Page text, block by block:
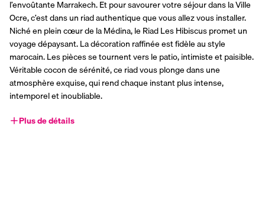
l’envoûtante Marrakech. Et pour savourer votre séjour dans la Ville
Ocre, c’est dans un riad authentique que vous allez vous installer.
Niché en plein cœur de la Médina, le Riad Les Hibiscus promet un
voyage dépaysant. La décoration raffinée est fidèle au style
marocain. Les pièces se tournent vers le patio, intimiste et paisible.
Véritable cocon de sérénité, ce riad vous plonge dans une
atmosphère exquise, qui rend chaque instant plus intense,
intemporel et inoubliable.
Plus de détails